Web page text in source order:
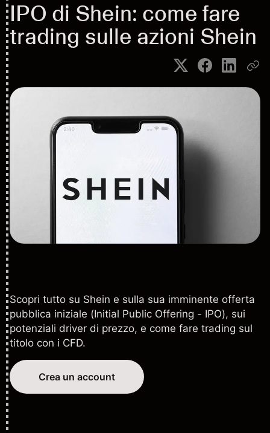
IPO di Shein: come fare
trading sulle azioni Shein
Scopri tutto su Shein e sulla sua imminente offerta
pubblica iniziale (Initial Public Offering - IPO), sui
potenziali driver di prezzo, e come fare trading sul
titolo con i CFD.
Crea un account